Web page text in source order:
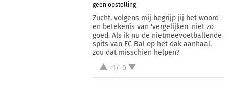
geen opstelling
Zucht, volgens mij begrijp jij het woord
en betekenis van 'vergelijken' niet zo
goed. Als ik nu de nietmeevoetballende
spits van FC Bal op het dak aanhaal,
zou dat misschien helpen?
+1/-0